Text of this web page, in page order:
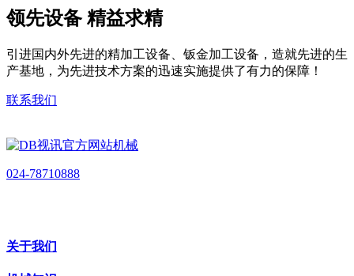
领先设备 精益求精
引进国内外先进的精加工设备、钣金加工设备，造就先进的生
产基地，为先进技术方案的迅速实施提供了有力的保障！
联系我们
024-78710888
关于我们